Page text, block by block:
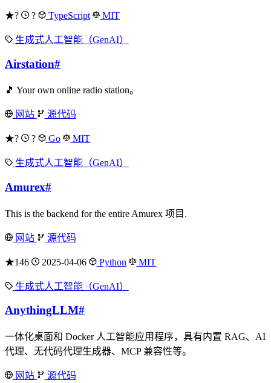
★? ? TypeScript MIT
生成式人工智能（GenAI）
Airstation#
🎵 Your own online radio station。
网站 源代码
★? ? Go MIT
生成式人工智能（GenAI）
Amurex#
This is the backend for the entire Amurex 项目.
网站 源代码
★146 2025-04-06 Python MIT
生成式人工智能（GenAI）
AnythingLLM#
一体化桌面和 Docker 人工智能应用程序，具有内置 RAG、AI
代理、无代码代理生成器、MCP 兼容性等。
网站 源代码